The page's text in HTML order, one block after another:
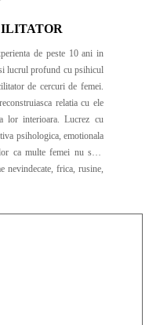
de peste 10 ani in
lucrul profund cu psihicul
de cercuri de femei.
relatia cu ele
Lucrez cu
psihologica, emotionala
ca multe femei nu sunt
nevindecate, frica, rusine,
si putere creatoare.
de bine nu incep din
adică procesul de